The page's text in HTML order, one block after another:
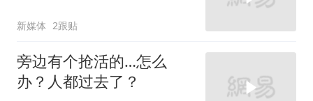
新媒体 2跟贴
旁边有个抢活的…怎么
办？人都过去了？